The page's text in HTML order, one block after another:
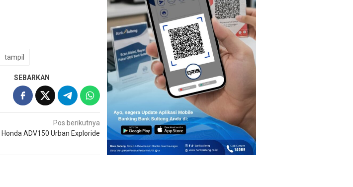
tampil
SEBARKAN
Pos berikutnya
Honda ADV150 Urban Exploride